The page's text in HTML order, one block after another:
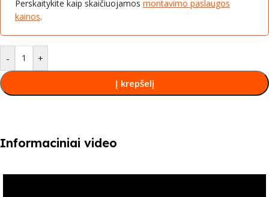
Perskaitykite kaip skaičiuojamos montavimo paslaugos
kainos.
- +
Į krepšelį
Informaciniai video